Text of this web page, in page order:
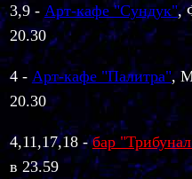
3,9 -Арт-кафе "Сундук",
20.30
4 - Арт-кафе "Палитра",
20.30
4,11,17,18-бар
в 23.59